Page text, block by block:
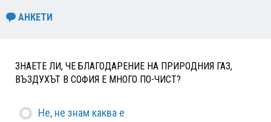
АНКЕТИ
ЗНАЕТЕ ЛИ, ЧЕ БЛАГОДАРЕНИЕ НА ПРИРОДНИЯ ГАЗ,
ВЪЗДУХЪТ В СОФИЯ Е МНОГО ПО-ЧИСТ?
Не, не знам каква е